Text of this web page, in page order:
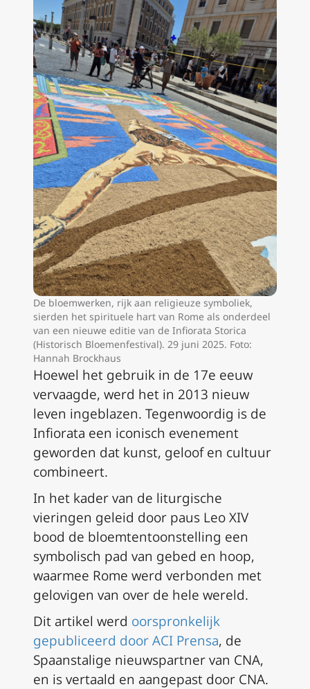
De bloemwerken, rijk aan religieuze symboliek,
sierden het spirituele hart van Rome als onderdeel
van een nieuwe editie van de Infiorata Storica
(Historisch Bloemenfestival). 29 juni 2025. Foto:
Hannah Brockhaus
Hoewel het gebruik in de 17e eeuw
vervaagde, werd het in 2013 nieuw
leven ingeblazen. Tegenwoordig is de
Infiorata een iconisch evenement
geworden dat kunst, geloof en cultuur
combineert.
In het kader van de liturgische
vieringen geleid door paus Leo XIV
bood de bloemtentoonstelling een
symbolisch pad van gebed en hoop,
waarmee Rome werd verbonden met
gelovigen van over de hele wereld.
Dit artikel werd oorspronkelijk
gepubliceerd door ACI Prensa, de
Spaanstalige nieuwspartner van CNA,
en is vertaald en aangepast door CNA.